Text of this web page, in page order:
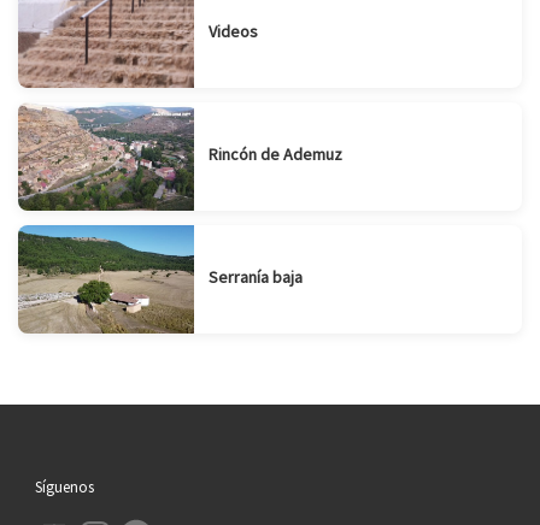
Videos
Rincón de Ademuz
Serranía baja
Síguenos